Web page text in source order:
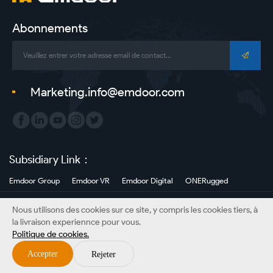
portable
robuste-
Emdoor-
Tablette
robuste
PCs
de
panneau
Fabricant
Abonnements
Marketing.info@emdoor.com
Subsidiary Link：
Emdoor Group Emdoor VR Emdoor Digital ONERugged
Copyright©Emdoor Information Co., Ltd. Tous droits réservés.
Disclaimer
Nous utilisons des cookies sur ce site, y compris les cookies tiers, à
la livraison experiennce pour vous.
Politique de cookies.
Accepter Rejeter